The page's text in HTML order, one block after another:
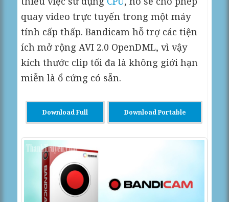
quay video trực tuyến trong một máy
tính cấp thấp. Bandicam hỗ trợ các tiện
ích mở rộng AVI 2.0 OpenDML, vì vậy
kích thước clip tối đa là không giới hạn
miễn là ổ cứng có sẵn.
Download Full Download Portable